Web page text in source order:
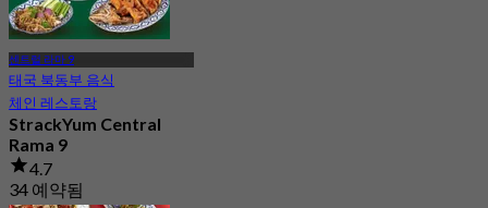
센트럴 라마 9
태국 북동부 음식
체인 레스토랑
StrackYum Central
Rama 9
4.7
34 예약됨